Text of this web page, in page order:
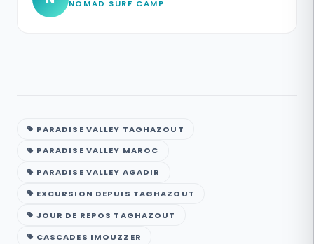
NOMAD SURF CAMP
PARADISE VALLEY TAGHAZOUT
PARADISE VALLEY MAROC
PARADISE VALLEY AGADIR
EXCURSION DEPUIS TAGHAZOUT
JOUR DE REPOS TAGHAZOUT
CASCADES IMOUZZER